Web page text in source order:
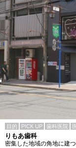
目的 PICK UP 歯科医院
りもあ歯科
密集した地域の角地に建